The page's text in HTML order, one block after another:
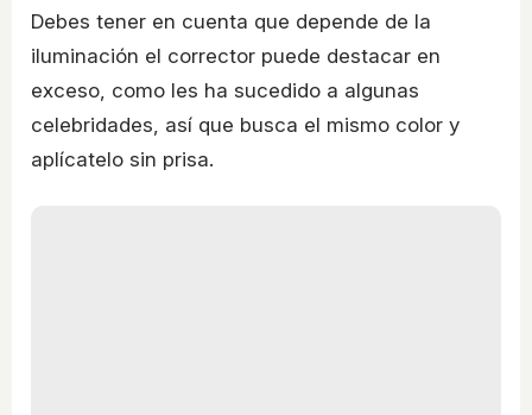
Debes tener en cuenta que depende de la
iluminación el corrector puede destacar en
exceso, como les ha sucedido a algunas
celebridades, así que busca el mismo color y
aplícatelo sin prisa.